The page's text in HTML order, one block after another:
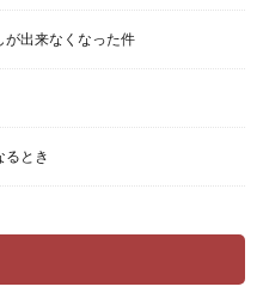
出来なくなった件
とき